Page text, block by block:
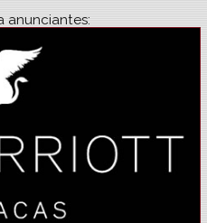
anunciantes: